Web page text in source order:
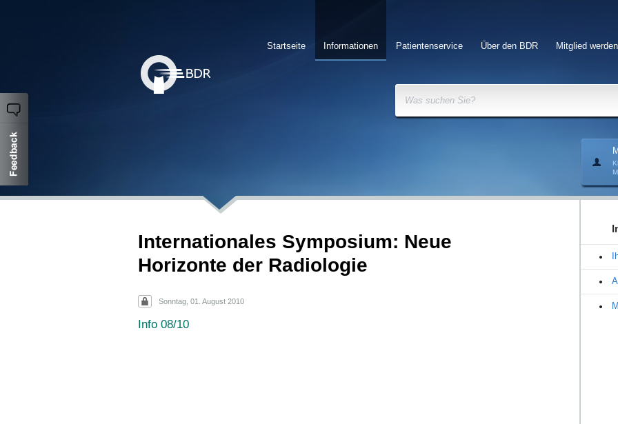
Mitglied werden
Über den BDR
Patientenservice
Informationen
Startseite
Was suchen Sie?
Internationales Symposium: Neue
Horizonte der Radiologie
Sonntag, 01. August 2010
Info 08/10